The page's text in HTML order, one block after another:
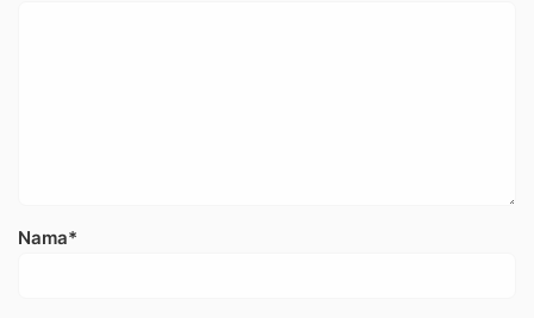
Nama*